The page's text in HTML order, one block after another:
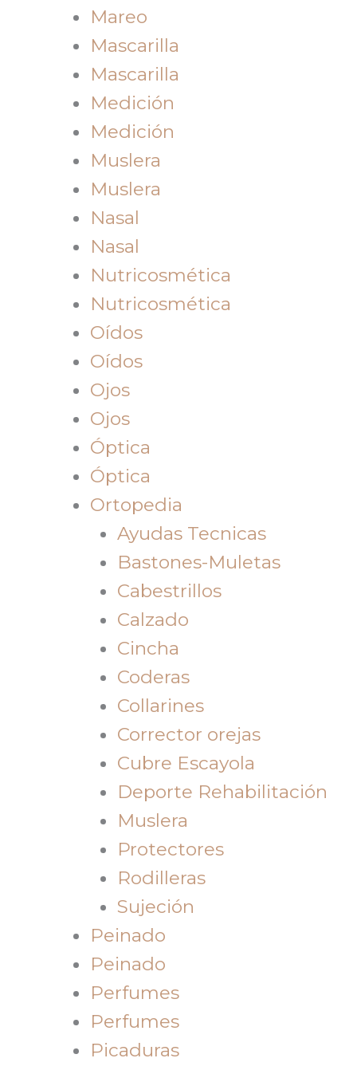
Mareo
Mascarilla
Mascarilla
Medición
Medición
Muslera
Muslera
Nasal
Nasal
Nutricosmética
Nutricosmética
Oídos
Oídos
Ojos
Ojos
Óptica
Óptica
Ortopedia
Ayudas Tecnicas
Bastones-Muletas
Cabestrillos
Calzado
Cincha
Coderas
Collarines
Corrector orejas
Cubre Escayola
Deporte Rehabilitación
Muslera
Protectores
Rodilleras
Sujeción
Peinado
Peinado
Perfumes
Perfumes
Picaduras